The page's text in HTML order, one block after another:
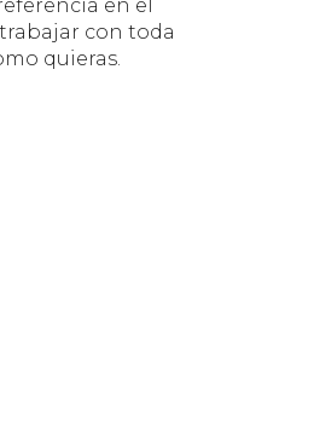
en el
con toda
quieras.